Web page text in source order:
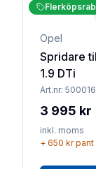
Opel
Spridare till Opel
1.9 DTi
Art.nr: 500016
3 995 kr
inkl. moms
+ 650 krpant